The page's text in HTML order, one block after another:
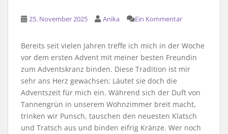
25. November 2025 Anika Ein Kommentar
Bereits seit vielen Jahren treffe ich mich in der Woche
vor dem ersten Advent mit meiner besten Freundin
zum Adventskranz binden. Diese Tradition ist mir
sehr ans Herz gewachsen; Läutet sie doch die
Adventszeit für mich ein. Während sich der Duft von
Tannengrün in unserem Wohnzimmer breit macht,
trinken wir Punsch, tauschen den neuesten Klatsch
und Tratsch aus und binden eifrig Kränze. Wer noch